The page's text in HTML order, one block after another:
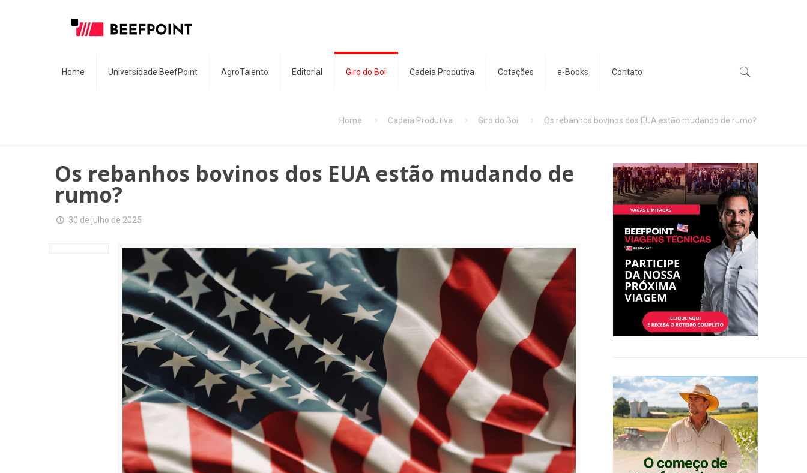
Home Universidade BeefPoint AgroTalento Editorial Giro do Boi Cadeia Produtiva Cotações e-Books Contato
Home Cadeia Produtiva Giro do Boi Os rebanhos bovinos dos EUA estão mudando de rumo?
Os rebanhos bovinos dos EUA estão mudando de
rumo?
30 de julho de 2025